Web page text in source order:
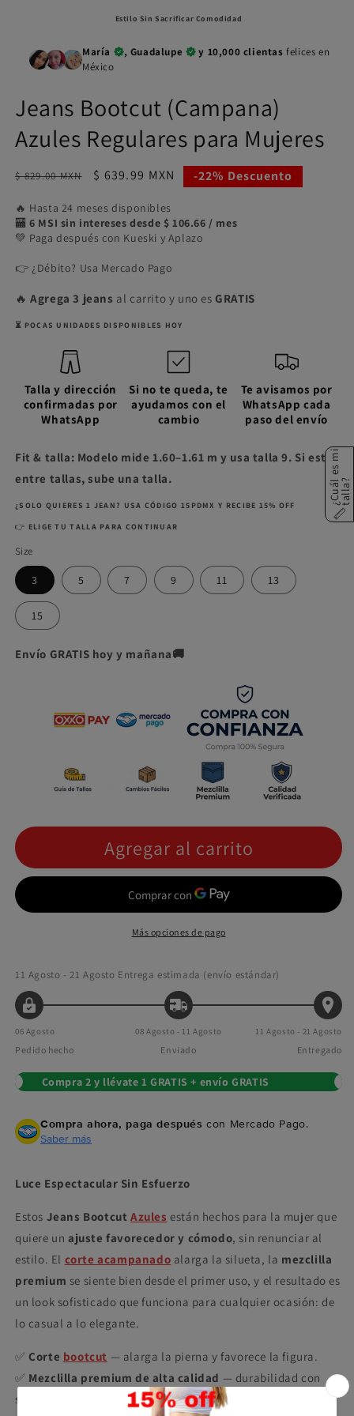
Estilo Sin Sacrificar Comodidad
María , Guadalupe y 10,000 clientasfelices en
México
Jeans Bootcut (Campana)
Azules Regulares para Mujeres
Precio
$ 829.00 MXN
Precio
oferta
$ 639.99 MXN -22% Descuento
🔥 Hasta 24 meses disponibles
🏧6 MSI sin intereses desde $ 106.66 / mes
💚 Paga después con Kueski y Aplazo
👉 ¿Débito? Usa Mercado Pago
🔥 Agrega 3 jeans al carrito y uno es GRATIS
⏳ POCAS UNIDADES DISPONIBLES HOY
Talla y dirección
confirmadas por
WhatsApp
Si no te queda, te
ayudamos con el
cambio
Te avisamos por
WhatsApp cada
paso del envío
Fit & talla: Modelo mide 1.60–1.61 m y usa talla 9. Si estás
entre tallas, sube una talla.
¿SOLO QUIERES 1 JEAN? USA CÓDIGO 15PDMX Y RECIBE 15% OFF
👉 ELIGE TU TALLA PARA CONTINUAR
Size
3 5 7 9 11 13
15
Envío GRATIS hoy y mañana🚚
Agregar al carrito
Más opciones de pago
11 Agosto - 21 Agosto Entrega estimada (envío estándar)
06 Agosto
Pedido hecho
08 Agosto - 11 Agosto
Enviado
11 Agosto - 21 Agosto
Entregado
Compra 2 y llévate 1 GRATIS + envío GRATIS
Compra ahora, paga después con Mercado Pago.
Saber más
Luce Espectacular Sin Esfuerzo
Estos Jeans BootcutAzules están hechos para la mujer que
quiere un ajuste favorecedor y cómodo, sin renunciar al
estilo. El corte acampanado alarga la silueta, la mezclilla
premium se siente bien desde el primer uso, y el resultado es
un look sofisticado que funciona para cualquier ocasión: de
lo casual a lo elegante.
✅ Corte bootcut — alarga la pierna y favorece la figura.
✅ Mezclilla premium de alta calidad — durabilidad con
suavidad.
¿
C
u
ál
e
s
m
i
t
a
l
l
a?